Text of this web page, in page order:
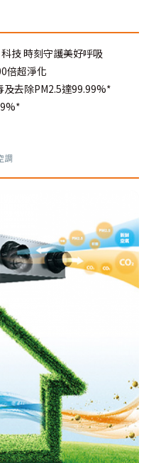
技 時刻守護美好呼吸
倍超淨化
及去除PM2.5達99.99%*
調